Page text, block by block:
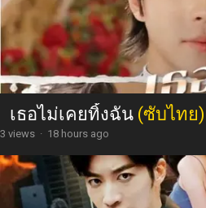
เธอไม่เคยทิ้งฉัน (ซับไทย)
3 views · 18 hours ago